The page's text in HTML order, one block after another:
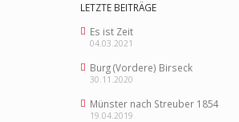
LETZTE BEITRÄGE
Es ist Zeit
04.03.2021
Burg (Vordere) Birseck
30.11.2020
Münster nach Streuber 1854
19.04.2019